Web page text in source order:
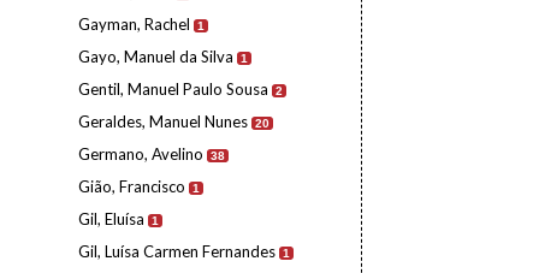
Gayman, Rachel 1
Gayo, Manuel da Silva 1
Gentil, Manuel Paulo Sousa 2
Geraldes, Manuel Nunes 20
Germano, Avelino 38
Gião, Francisco 1
Gil, Eluísa 1
Gil, Luísa Carmen Fernandes 1